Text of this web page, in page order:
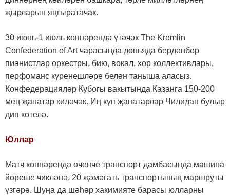
җырларын яңгыратачак.
30 июнь-1 июль көннәрендә үтәчәк The Kremlin
Confederation of Art чарасында дөньяда бердәнбер
пианистлар оркестры, бию, вокал, хор коллективлары,
перфоманс күренешләре белән таныша аласыз.
Конфедерацияләр Кубогы вакытында Казанга 150-200
мең җанатар киләчәк. Иң күп җанатарлар Чилидан булыр
дип көтелә.
Юллар
Матч көннәрендә өченче транспорт дамбасында машина
йөреше чикләнә, 20 җәмәгать транспортының маршруты
үзгәрә. Шуңа да шәһәр хакимияте барасы юлларны